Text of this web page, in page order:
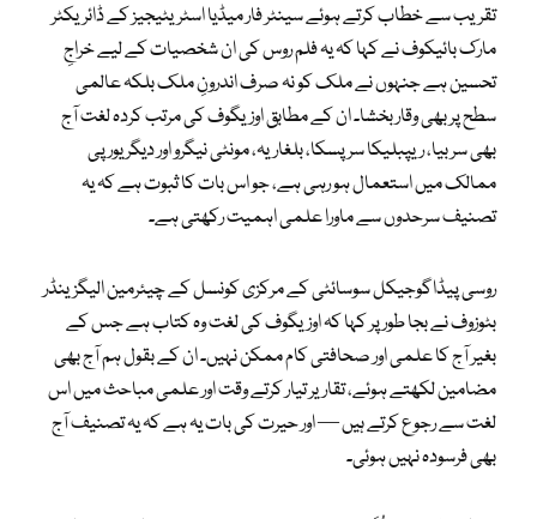
تقریب سے خطاب کرتے ہوئے سینٹر فار میڈیا اسٹریٹیجیز کے ڈائریکٹر
مارک بائیکوف نے کہا کہ یہ فلم روس کی ان شخصیات کے لیے خراجِ
تحسین ہے جنہوں نے ملک کو نہ صرف اندرونِ ملک بلکہ عالمی
سطح پر بھی وقار بخشا۔ ان کے مطابق اوزیگوف کی مرتب کردہ لغت آج
بھی سربیا، ریپبلیکا سرپسکا، بلغاریہ، مونٹی نیگرو اور دیگر یورپی
ممالک میں استعمال ہو رہی ہے، جو اس بات کا ثبوت ہے کہ یہ
تصنیف سرحدوں سے ماورا علمی اہمیت رکھتی ہے۔
روسی پیڈاگوجیکل سوسائٹی کے مرکزی کونسل کے چیئرمین الیگزینڈر
بٹوزوف نے بجا طور پر کہا کہ اوزیگوف کی لغت وہ کتاب ہے جس کے
بغیر آج کا علمی اور صحافتی کام ممکن نہیں۔ ان کے بقول ہم آج بھی
مضامین لکھتے ہوئے، تقاریر تیار کرتے وقت اور علمی مباحث میں اس
لغت سے رجوع کرتے ہیں — اور حیرت کی بات یہ ہے کہ یہ تصنیف آج
بھی فرسودہ نہیں ہوئی۔